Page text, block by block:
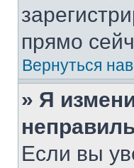
прямо
Вернуться
» Я
Если вы